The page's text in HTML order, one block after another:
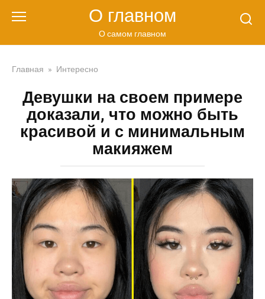
О главном
О самом главном
Главная » Интересно
Девушки на своем примере
доказали, что можно быть
красивой и с минимальным
макияжем